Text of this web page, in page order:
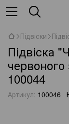
Підвіски
Підвіска
червоного
100044
Артикул: 100046